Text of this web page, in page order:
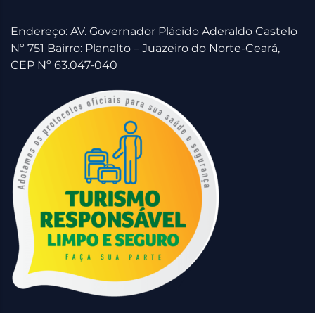
Endereço: AV. Governador Plácido Aderaldo Castelo
Nº 751 Bairro: Planalto – Juazeiro do Norte-Ceará,
CEP Nº 63.047-040